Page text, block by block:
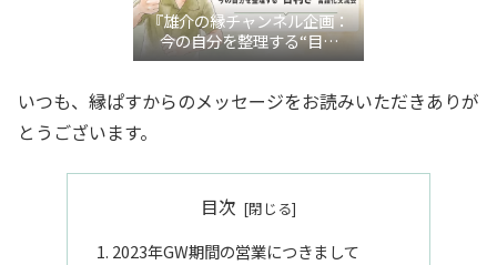
『雄介の縁チャンネル企画：
今の自分を整理する“目利
き”言語化交流会』
いつも、縁ぱすからのメッセージをお読みいただきありが
とうございます。
目次
2023年GW期間の営業につきまして